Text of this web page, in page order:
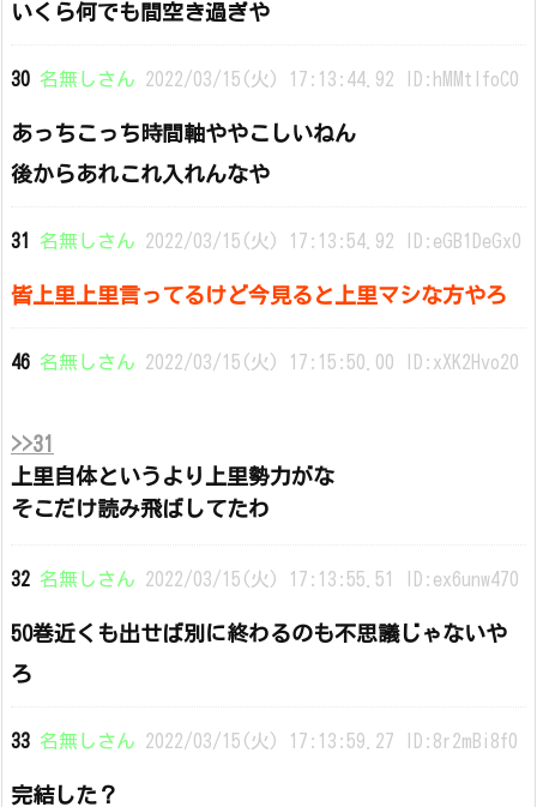
いくら何でも間空き過ぎや
30 名無しさん 2022/03/15(火) 17:13:44.92 ID:hMMtIfoC0
あっちこっち時間軸ややこしいねん
後からあれこれ入れんなや
31 名無しさん 2022/03/15(火) 17:13:54.92 ID:eGB1DeGx0
皆上里上里言ってるけど今見ると上里マシな方やろ
46 名無しさん 2022/03/15(火) 17:15:50.00 ID:xXK2Hvo20
>>31
上里自体というより上里勢力がな
そこだけ読み飛ばしてたわ
32 名無しさん 2022/03/15(火) 17:13:55.51 ID:ex6unw470
50巻近くも出せば別に終わるのも不思議じゃないや
ろ
33 名無しさん 2022/03/15(火) 17:13:59.27 ID:8r2mBi8f0
完結した？